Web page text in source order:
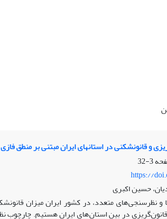
و قانون‏شکنی در استان‏های ایران مبتنی بر منطق فازی
3-32
https://
حسین اکبری
و نظرسنجی‌های متعدد، در کشور ایران میزان
در بین استان‌های ایران هستیم.